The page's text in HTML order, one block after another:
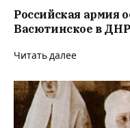
Российская армия
Васютинское в ДНР
Читать далее